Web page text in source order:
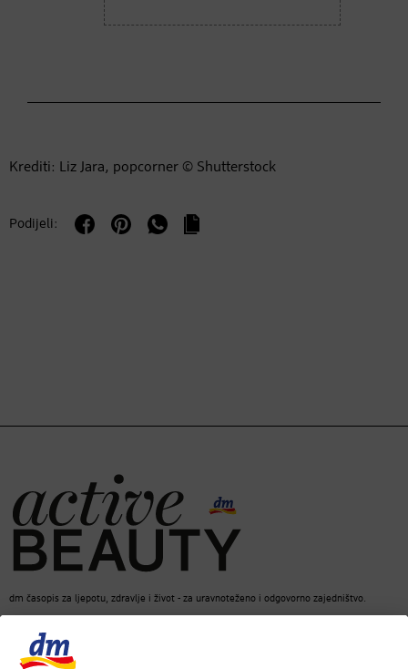
Krediti: Liz Jara, popcorner © Shutterstock
Podijeli:
dm časopis za ljepotu, zdravlje i život - za uravnoteženo i odgovorno zajedništvo.